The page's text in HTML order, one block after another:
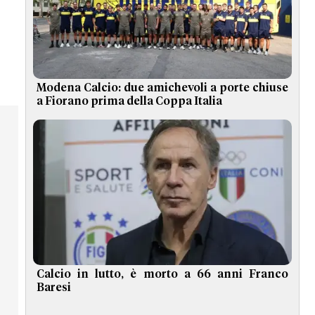
Modena Calcio: due amichevoli a porte chiuse
a Fiorano prima della Coppa Italia
Calcio in lutto, è morto a 66 anni Franco
Baresi